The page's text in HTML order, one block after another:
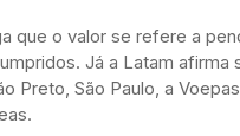
que o valor se refere a
Já a Latam
Preto, São Paulo, a